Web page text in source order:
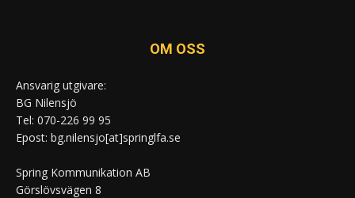
OM OSS
Ansvarig utgivare:
BG Nilensjö
Tel: 070-226 99 95
Epost: bg.nilensjo[at]springlfa.se
Spring Kommunikation AB
Görslövsvägen 8